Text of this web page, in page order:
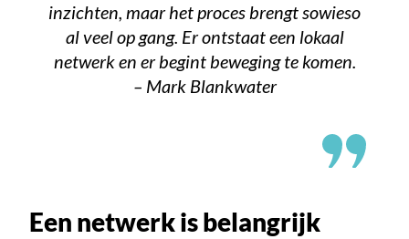
inzichten, maar het proces brengt sowieso
al veel op gang. Er ontstaat een lokaal
netwerk en er begint beweging te komen.
– Mark Blankwater
Een netwerk is belangrijk